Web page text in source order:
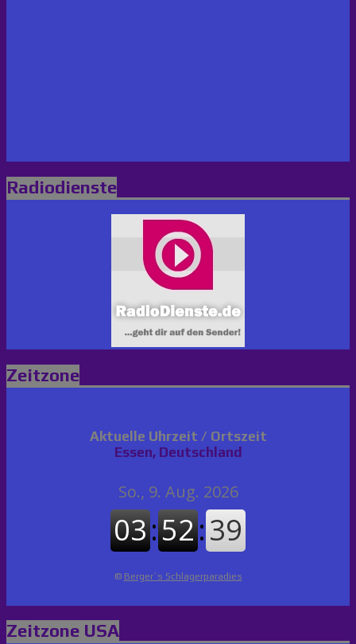
Radiodienste
Zeitzone
Aktuelle Uhrzeit / Ortszeit
Essen, Deutschland
© Berger´s Schlagerparadies
Zeitzone USA